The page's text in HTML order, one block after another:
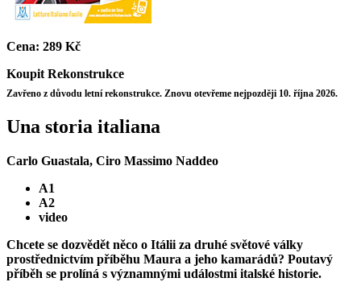
Cena: 289 Kč
KoupitRekonstrukce
Zavřeno z důvodu letní rekonstrukce. Znovu otevřeme nejpozději 10. října 2026.
Una storia italiana
Carlo Guastala, Ciro Massimo Naddeo
A1
A2
video
Chcete se dozvědět něco o Itálii za druhé světové války
prostřednictvím příběhu Maura a jeho kamarádů? Poutavý
příběh se prolíná s významnými událostmi italské historie.